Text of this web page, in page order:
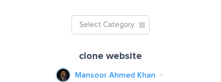
Select Category
clone website
Mansoor Ahmed Khan